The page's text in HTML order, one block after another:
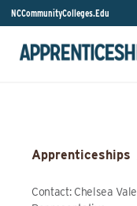
NCCommunityColleges.Edu
Apprenticeships
Contact: Chelsea